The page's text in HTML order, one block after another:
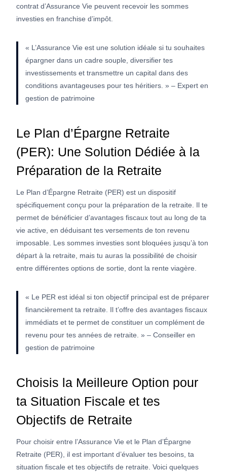
contrat d’Assurance Vie peuvent recevoir les sommes
investies en franchise d’impôt.
« L’Assurance Vie est une solution idéale si tu souhaites
épargner dans un cadre souple, diversifier tes
investissements et transmettre un capital dans des
conditions avantageuses pour tes héritiers. » – Expert en
gestion de patrimoine
Le Plan d’Épargne Retraite
(PER): Une Solution Dédiée à la
Préparation de la Retraite
Le Plan d’Épargne Retraite (PER) est un dispositif
spécifiquement conçu pour la préparation de la retraite. Il te
permet de bénéficier d’avantages fiscaux tout au long de ta
vie active, en déduisant tes versements de ton revenu
imposable. Les sommes investies sont bloquées jusqu’à ton
départ à la retraite, mais tu auras la possibilité de choisir
entre différentes options de sortie, dont la rente viagère.
« Le PER est idéal si ton objectif principal est de préparer
financièrement ta retraite. Il t’offre des avantages fiscaux
immédiats et te permet de constituer un complément de
revenu pour tes années de retraite. » – Conseiller en
gestion de patrimoine
Choisis la Meilleure Option pour
ta Situation Fiscale et tes
Objectifs de Retraite
Pour choisir entre l’Assurance Vie et le Plan d’Épargne
Retraite (PER), il est important d’évaluer tes besoins, ta
situation fiscale et tes objectifs de retraite. Voici quelques